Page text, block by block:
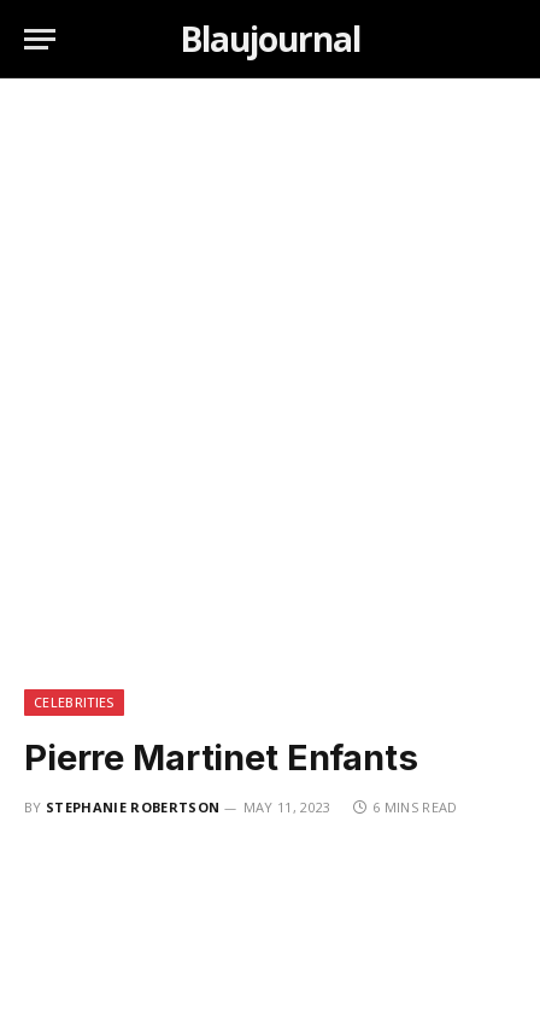
Blaujournal
CELEBRITIES
Pierre Martinet Enfants
BY STEPHANIE ROBERTSON MAY 11, 2023 6 MINS READ